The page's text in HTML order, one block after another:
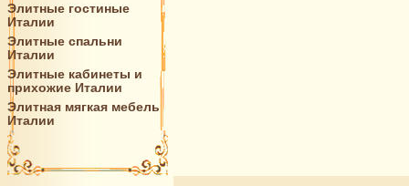
Элитные гостиные
Италии
Элитные спальни
Италии
Элитные кабинеты и
прихожие Италии
Элитная мягкая мебель
Италии